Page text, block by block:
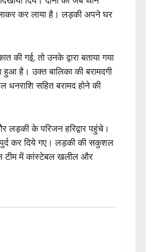
कर लाया है। लड़की अपने घर
की गई, तो उनके द्वारा बताया गया
है। उक्त बालिका की बरामदगी
धनराशि सहित बरामद होने की
लड़की के परिजन हरिद्वार पहुंचे।
कर दिये गए। लड़की की सकुशल
टीम में कांस्टेबल खलील और